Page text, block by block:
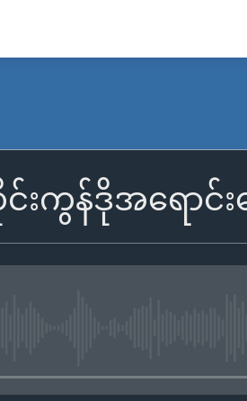
င်းကွန်ဒိုအရော